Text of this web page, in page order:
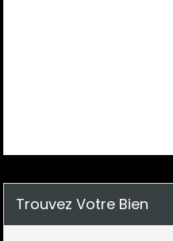
Trouvez Votre Bien